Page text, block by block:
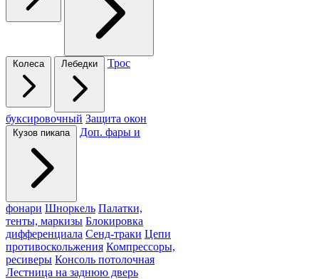
Колеса Лебедки Трос
буксировочный Защита окон
Кузов пикапа Доп. фары и
фонари Шноркель Палатки,
тенты, маркизы Блокировка
дифференциала Сенд-траки Цепи
противоскольжения Компрессоры,
ресиверы Консоль потолочная
Лестница на заднюю дверь